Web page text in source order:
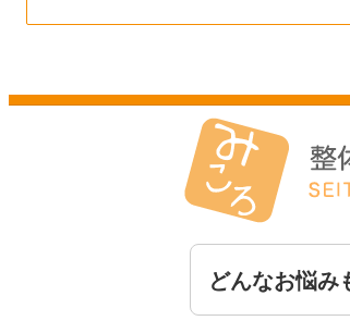
どんなお悩み